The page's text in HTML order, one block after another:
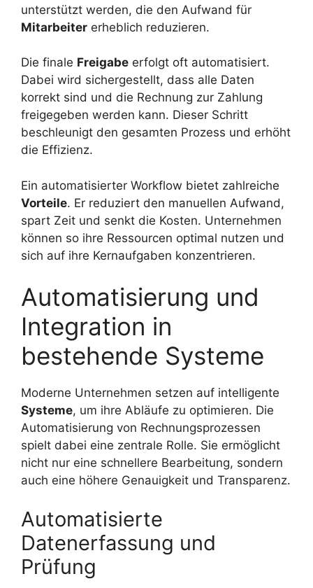
unterstützt werden, die den Aufwand für
Mitarbeiter erheblich reduzieren.
Die finale Freigabe erfolgt oft automatisiert.
Dabei wird sichergestellt, dass alle Daten
korrekt sind und die Rechnung zur Zahlung
freigegeben werden kann. Dieser Schritt
beschleunigt den gesamten Prozess und erhöht
die Effizienz.
Ein automatisierter Workflow bietet zahlreiche
Vorteile. Er reduziert den manuellen Aufwand,
spart Zeit und senkt die Kosten. Unternehmen
können so ihre Ressourcen optimal nutzen und
sich auf ihre Kernaufgaben konzentrieren.
Automatisierung und
Integration in
bestehende Systeme
Moderne Unternehmen setzen auf intelligente
Systeme, um ihre Abläufe zu optimieren. Die
Automatisierung von Rechnungsprozessen
spielt dabei eine zentrale Rolle. Sie ermöglicht
nicht nur eine schnellere Bearbeitung, sondern
auch eine höhere Genauigkeit und Transparenz.
Automatisierte
Datenerfassung und
Prüfung